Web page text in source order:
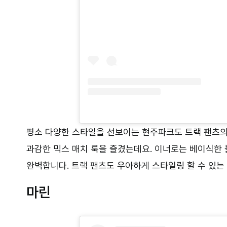
평소 다양한 스타일을 선보이는 현주파크도 트랙 팬츠
과감한 믹스 매치 룩을 즐겼는데요. 이너로는 베이식
완벽합니다. 트랙 팬츠도 우아하게 스타일링 할 수 있
마린